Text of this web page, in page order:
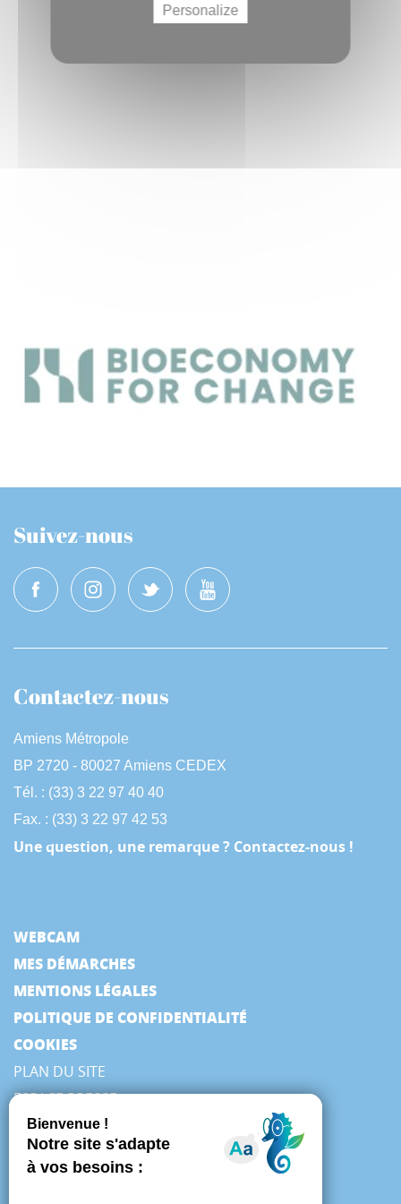
Suivez-nous
Contactez-nous
Amiens Métropole
BP 2720 - 80027 Amiens CEDEX
Tél. : (33) 3 22 97 40 40
Fax. : (33) 3 22 97 42 53
Une question, une remarque ? Contactez-nous !
WEBCAM
MES DÉMARCHES
MENTIONS LÉGALES
POLITIQUE DE CONFIDENTIALITÉ
COOKIES
PLAN DU SITE
ESPACE PRESSE
Personalize